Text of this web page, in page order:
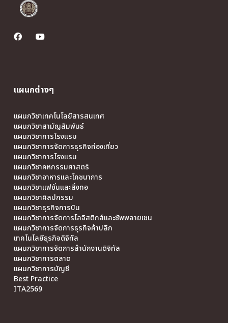
แผนกต่างๆ
แผนกวิชาเทคโนโลยีสารสนเทศ
แผนกวิชาสามัญสัมพันธ์
แผนกวิชาการโรงแรม
แผนกวิชาการจัดการธุรกิจท่องเที่ยว
แผนกวิชาการโรงแรม
แผนกวิชาคหกรรมศาสตร์
แผนกวิชาอาหารและโภชนาการ
แผนกวิชาแฟชั่นและสิ่งทอ
แผนกวิชาศิลปกรรม
แผนกวิชาธุรกิจการบิน
แผนกวิชาการจัดการโลจิสติกส์และซัพพลายเชน
แผนกวิชาการจัดการธุรกิจค้าปลีก
เทคโนโลยีธุรกิจดิจิทัล
แผนกวิชาการจัดการสำนักงานดิจิทัล
แผนกวิชาการตลาด
แผนกวิชาการบัญชี
Best Practice
ITA2569